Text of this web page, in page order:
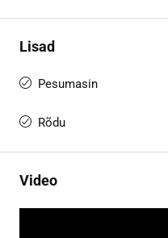
Lisad
Pesumasin
Rõdu
Video